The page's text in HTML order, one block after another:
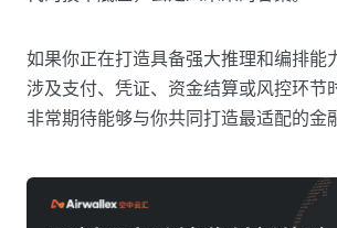
如果你正在打造具备强大推理和编排能
涉及支付、凭证、资金结算或风控环节
非常期待能够与你共同打造最适配的金